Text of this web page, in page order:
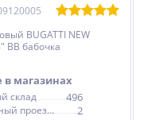
BUGATTI NEW
ВВ бабочка
в магазинах
склад 496
Электродный проезд, 6с1
2